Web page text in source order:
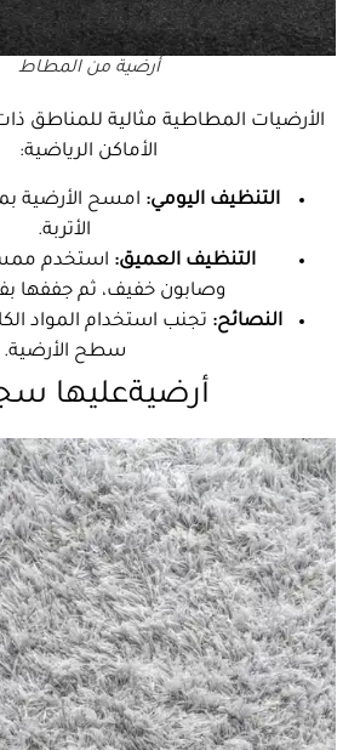
أرضية من المطاط
الأرضيات المطاطية مثالية للمناطق ذات
الأماكن الرياضية:
التنظيف اليومي: امسح الأرضية
الأتربة.
التنظيف العميق: استخدم
وصابون خفيف، ثم جففها
النصائح: تجنب استخدام المواد
سطح الأرضية.
أرضيةعليها